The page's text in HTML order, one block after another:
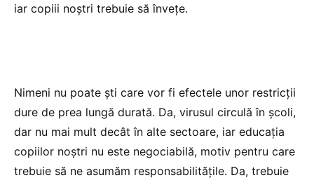
iar copiii noștri trebuie să învețe.
Nimeni nu poate ști care vor fi efectele unor restricții
dure de prea lungă durată. Da, virusul circulă în școli,
dar nu mai mult decât în ​​alte sectoare, iar educația
copiilor noștri nu este negociabilă, motiv pentru care
trebuie să ne asumăm responsabilitățile. Da, trebuie